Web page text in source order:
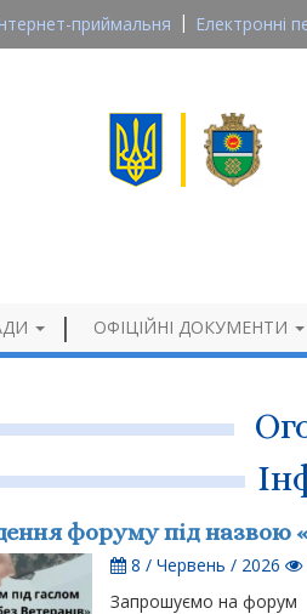
приймальня
Електронні
ОФІЦІЙНІ ДОКУМЕНТИ
форуму під назвою
8 / Червень / 2026
Запрошуємо на форум